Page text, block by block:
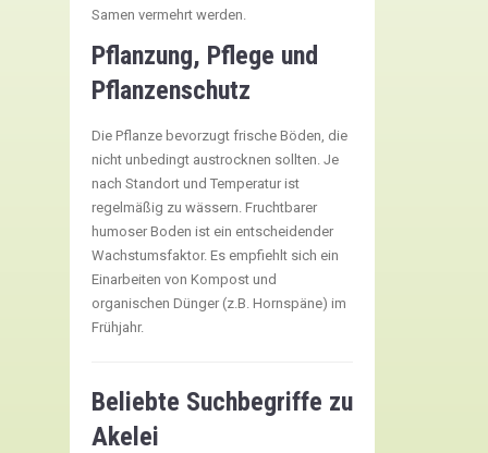
Samen vermehrt werden.
Pflanzung, Pflege und
Pflanzenschutz
Die Pflanze bevorzugt frische Böden, die
nicht unbedingt austrocknen sollten. Je
nach Standort und Temperatur ist
regelmäßig zu wässern. Fruchtbarer
humoser Boden ist ein entscheidender
Wachstumsfaktor. Es empfiehlt sich ein
Einarbeiten von Kompost und
organischen Dünger (z.B. Hornspäne) im
Frühjahr.
Beliebte Suchbegriffe zu
Akelei